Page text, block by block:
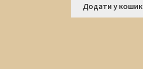
Додати у кошик